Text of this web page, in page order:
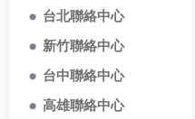
台北聯絡中心
新竹聯絡中心
台中聯絡中心
高雄聯絡中心